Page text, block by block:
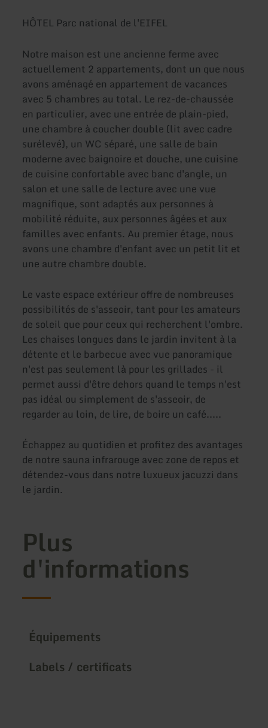
HÔTEL Parc national de l'EIFEL
Notre maison est une ancienne ferme avec
actuellement 2 appartements, dont un que nous
avons aménagé en appartement de vacances
avec 5 chambres au total. Le rez-de-chaussée
en particulier, avec une entrée de plain-pied,
une chambre à coucher double (lit avec cadre
surélevé), un WC séparé, une salle de bain
moderne avec baignoire et douche, une cuisine
de cuisine confortable avec banc d'angle, un
salon et une salle de lecture avec une vue
magnifique, sont adaptés aux personnes à
mobilité réduite, aux personnes âgées et aux
familles avec enfants. Au premier étage, nous
avons une chambre d'enfant avec un petit lit et
une autre chambre double.
Le vaste espace extérieur offre de nombreuses
possibilités de s'asseoir, tant pour les amateurs
de soleil que pour ceux qui recherchent l'ombre.
Les chaises longues dans le jardin invitent à la
détente et le barbecue avec vue panoramique
n'est pas seulement là pour les grillades - il
permet aussi d'être dehors quand le temps n'est
pas idéal ou simplement de s'asseoir, de
regarder au loin, de lire, de boire un café.....
Échappez au quotidien et profitez des avantages
de notre sauna infrarouge avec zone de repos et
détendez-vous dans notre luxueux jacuzzi dans
le jardin.
Plus
d'informations
Équipements
Labels / certificats